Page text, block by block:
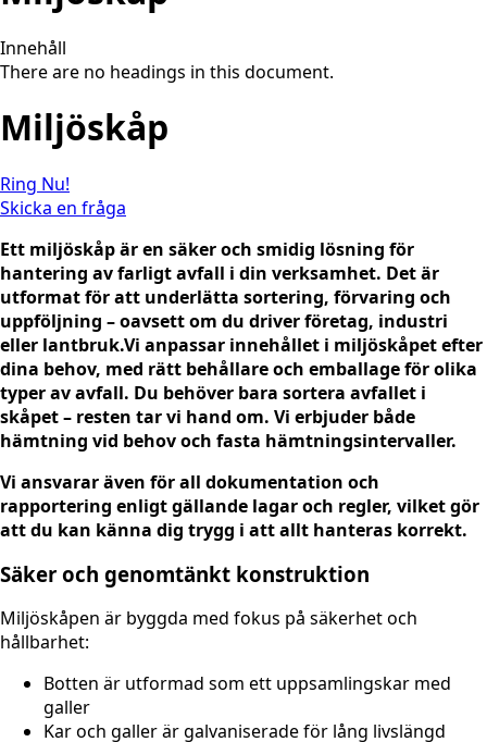
Innehåll
There are no headings in this document.
Miljöskåp
Ring Nu!
Skicka en fråga
Ett miljöskåp är en säker och smidig lösning för
hantering av farligt avfall i din verksamhet. Det är
utformat för att underlätta sortering, förvaring och
uppföljning – oavsett om du driver företag, industri
eller lantbruk.Vi anpassar innehållet i miljöskåpet efter
dina behov, med rätt behållare och emballage för olika
typer av avfall. Du behöver bara sortera avfallet i
skåpet – resten tar vi hand om. Vi erbjuder både
hämtning vid behov och fasta hämtningsintervaller.
Vi ansvarar även för all dokumentation och
rapportering enligt gällande lagar och regler, vilket gör
att du kan känna dig trygg i att allt hanteras korrekt.
Säker och genomtänkt konstruktion
Miljöskåpen är byggda med fokus på säkerhet och
hållbarhet:
Botten är utformad som ett uppsamlingskar med
galler
Kar och galler är galvaniserade för lång livslängd